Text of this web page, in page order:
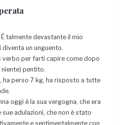
talmente devastante il mio
un unguento.
verbo per farti capire come dopo
pentito.
perso 7 kg, ha risposto a tutte
oggi é la sua vergogna, che era
adulazioni, che non è stato
e sentimentalmente con